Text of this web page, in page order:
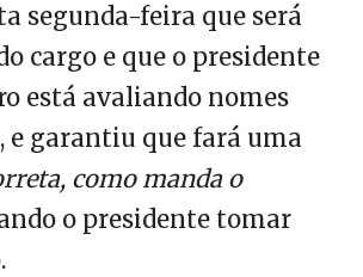
segunda-feira que será
cargo e que o presidente
está avaliando nomes
e garantiu que fará uma
como manda o
o presidente tomar